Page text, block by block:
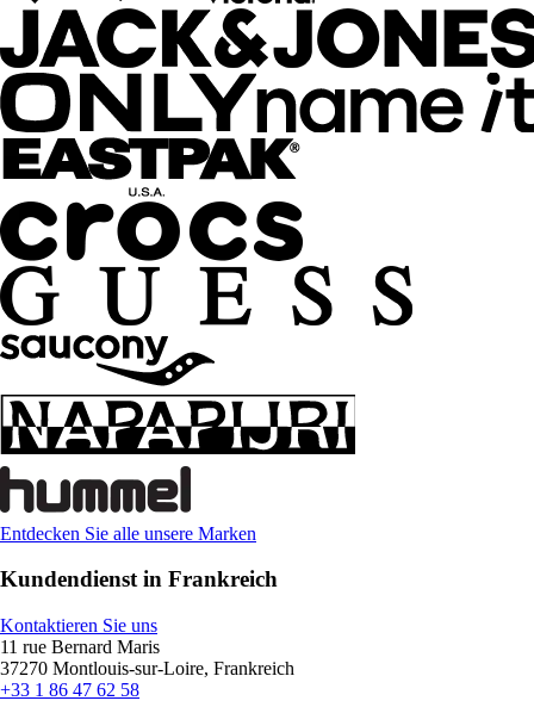
Entdecken Sie alle unsere Marken
Kundendienst in Frankreich
Kontaktieren Sie uns
11 rue Bernard Maris
37270 Montlouis-sur-Loire, Frankreich
+33 1 86 47 62 58